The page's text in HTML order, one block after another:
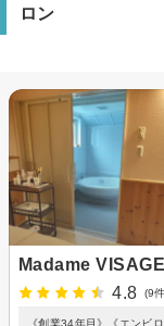
ロン
Madame VISAGE
4.8
(9
《創業34年目》《エンビ